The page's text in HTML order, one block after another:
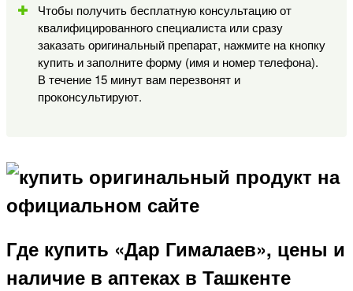
Чтобы получить бесплатную консультацию от
квалифицированного специалиста или сразу
заказать оригинальный препарат, нажмите на кнопку
купить и заполните форму (имя и номер телефона).
В течение 15 минут вам перезвонят и
проконсультируют.
Где купить «Дар Гималаев», цены и
наличие в аптеках в Ташкенте